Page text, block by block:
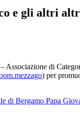
e gli altri
Associazione di
o) per
di Bergamo Papa